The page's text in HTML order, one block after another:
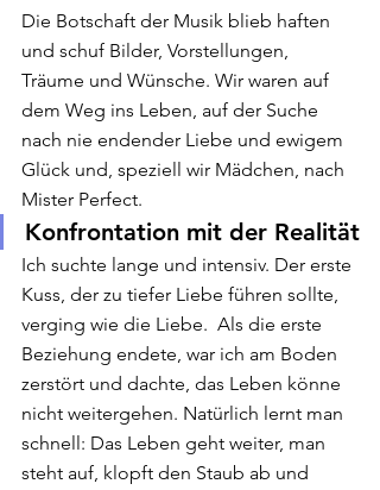
Die Botschaft der Musik blieb haften
und schuf Bilder, Vorstellungen,
Träume und Wünsche. Wir waren auf
dem Weg ins Leben, auf der Suche
nach nie endender Liebe und ewigem
Glück und, speziell wir Mädchen, nach
Mister Perfect.
Konfrontation mit der Realität
Ich suchte lange und intensiv. Der erste
Kuss, der zu tiefer Liebe führen sollte,
verging wie die Liebe.  Als die erste
Beziehung endete, war ich am Boden
zerstört und dachte, das Leben könne
nicht weitergehen. Natürlich lernt man
schnell: Das Leben geht weiter, man
steht auf, klopft den Staub ab und